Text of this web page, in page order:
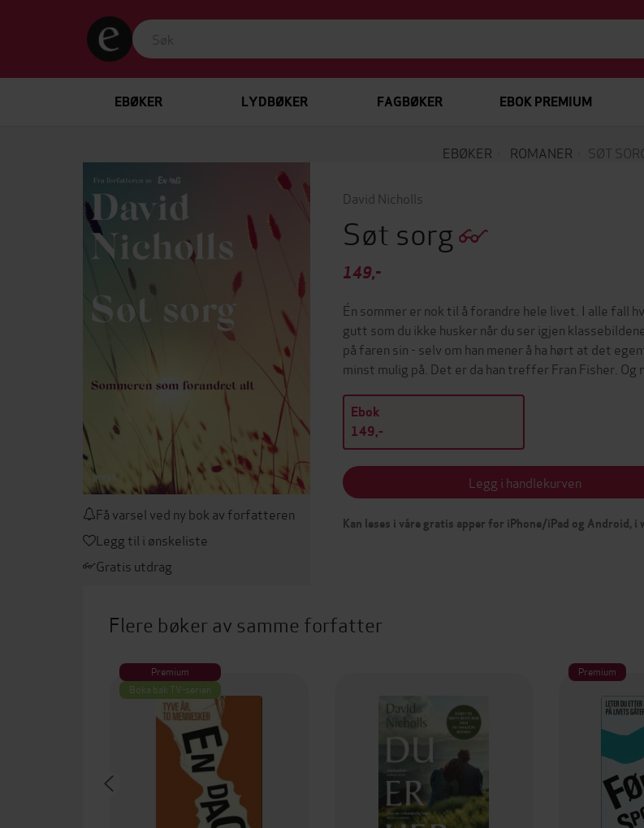
EBØKER LYDBØKER FAGBØKER EBOK PREMIUM
EBØKER ROMANER SØT
Få varsel ved ny bok av forfatteren
Legg til i ønskeliste
Gratis utdrag
David Nicholls
Søt sorg
149,-
Én sommer er nok til å forandre hele livet. I alle fall
gutt som du ikke husker når du ser igjen
på faren sin - selv om han mener å ha hørt at det
minst mulig på. Det er da han treffer Fran Fisher. Og
Ebok
149,-
Legg i handlekurven
Kan leses i våre gratis apper for iPhone/iPad og Android,
Flere bøker av samme forfatter
Premium
Boka bak TV-serien
Premium